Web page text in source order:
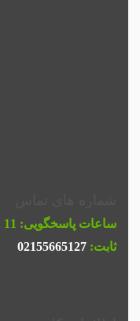
ساعات پاسخگویی:
ثابت: 02155665127